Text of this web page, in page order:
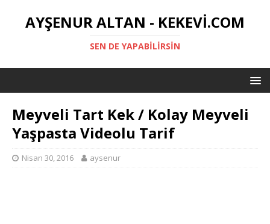
AYŞENUR ALTAN - KEKEVI.COM
SEN DE YAPABILIRSIN
Meyveli Tart Kek / Kolay Meyveli
Yaşpasta Videolu Tarif
Nisan 30, 2016 aysenur